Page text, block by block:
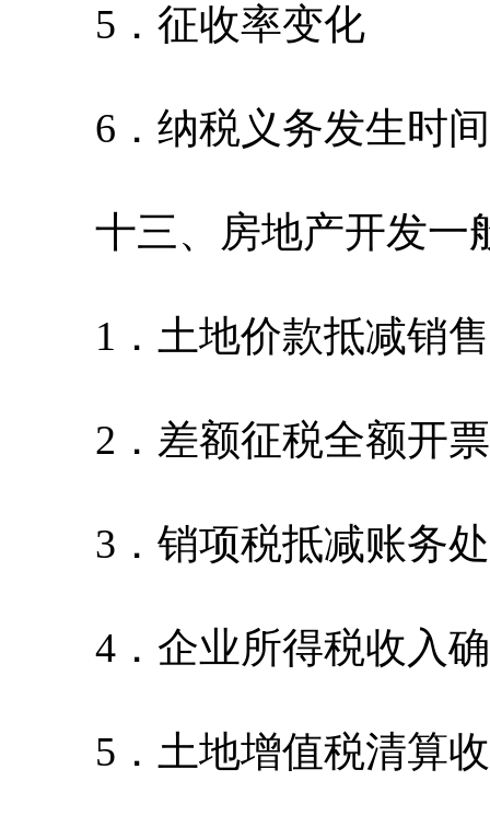
5．征收率变化
6．纳税义务发生时间
十三、房地产开发一
1．土地价款抵减销
2．差额征税全额开票
3．销项税抵减账务
4．企业所得税收入确
5．土地增值税清算收